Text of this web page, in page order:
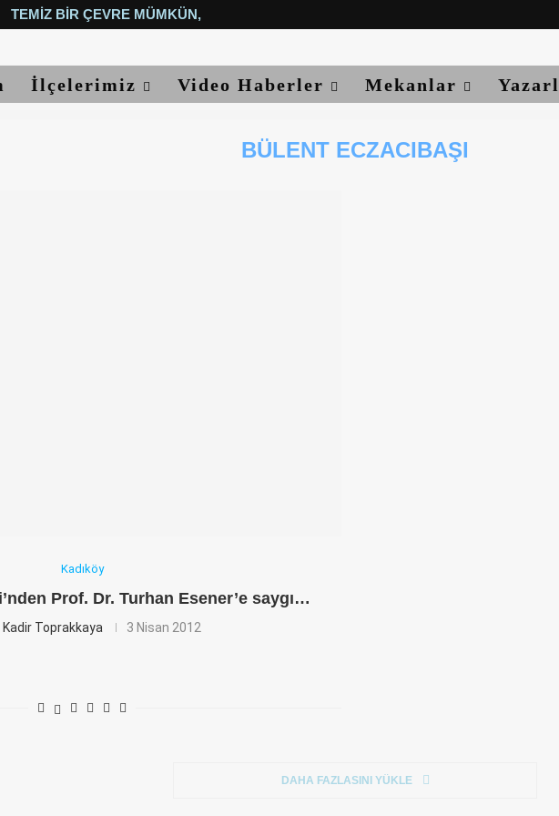
TEMIZ BIR ÇEVRE MÜMKÜN, YETER...
İlçelerimiz Video Haberler Mekanlar
BÜLENT ECZACIBAŞI
Kadıköy
Prof. Dr. Turhan Esener’e saygı…
Kadir Toprakkaya 3 Nisan 2012
DAHA FAZLASINI YÜKLE